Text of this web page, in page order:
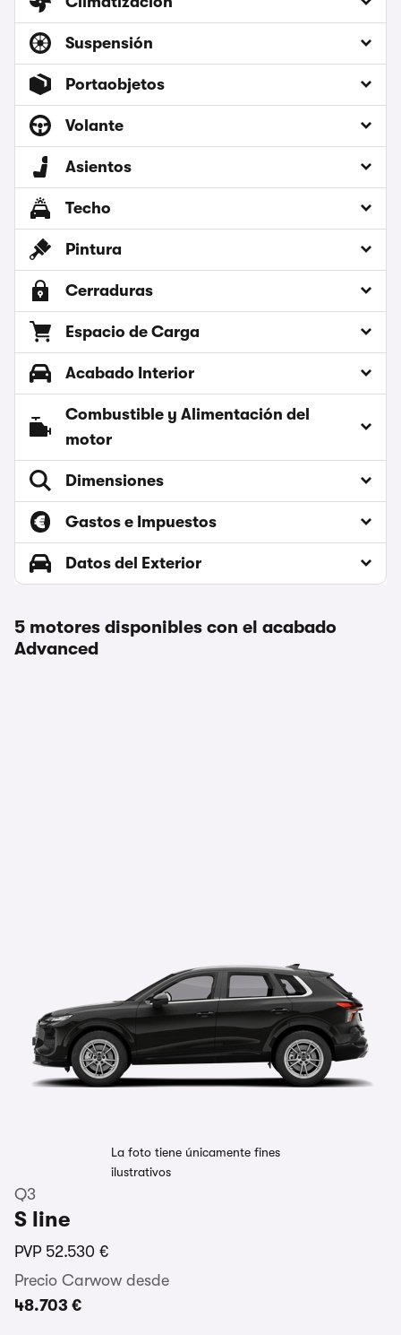
Suspensión
Portaobjetos
Volante
Asientos
Techo
Pintura
Cerraduras
Espacio de Carga
Acabado Interior
Combustible y Alimentación del
motor
Dimensiones
Gastos e Impuestos
Datos del Exterior
5 motores disponibles con el acabado
Advanced
La foto tiene únicamente fines
ilustrativos
Q3
S line
PVP 52.530 €
Precio Carwow desde
48.703 €